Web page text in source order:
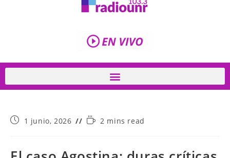
1 junio, 2026 2 mins read